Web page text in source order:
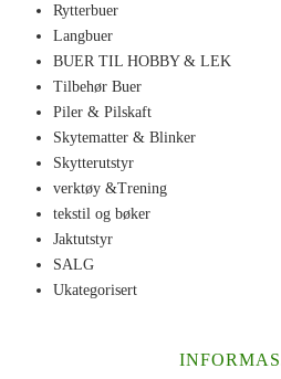
Rytterbuer
Langbuer
BUER TIL HOBBY & LEK
Tilbehør Buer
Piler & Pilskaft
Skytematter & Blinker
Skytterutstyr
verktøy &Trening
tekstil og bøker
Jaktutstyr
SALG
Ukategorisert